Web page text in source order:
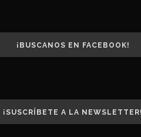
¡BUSCANOS EN FACEBOOK!
¡SUSCRÍBETE A LA NEWSLETTER!